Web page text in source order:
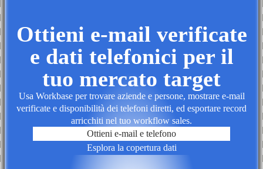
Ottieni e-mail verificate
e dati telefonici per il
tuo mercato target
Usa Workbase per trovare aziende e persone, mostrare e-mail
verificate e disponibilità dei telefoni diretti, ed esportare record
arricchiti nel tuo workflow sales.
Ottieni e-mail e telefono
Esplora la copertura dati